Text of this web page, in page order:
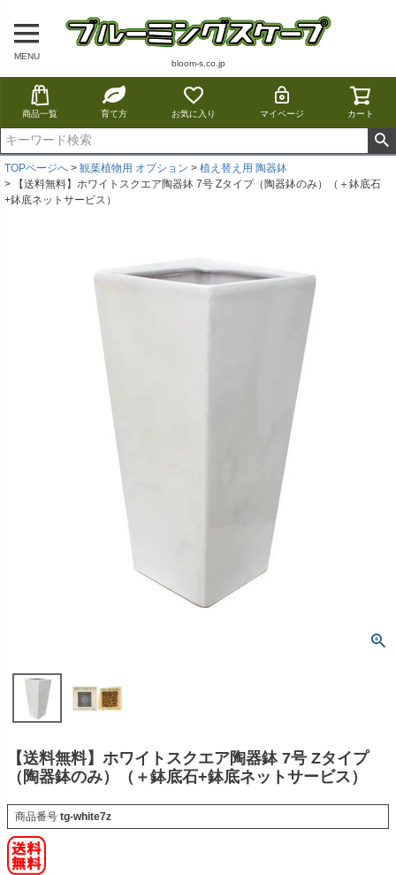
MENU
bloom-s.co.jp
商品一覧 育て方 お気に入り マイページ カート
TOPページへ 観葉植物用 オプション
植え替え用 陶器鉢
【送料無料】ホワイトスクエア陶器鉢 7号 Zタイプ（陶器鉢のみ）（＋鉢底石
+鉢底ネットサービス）
【送料無料】ホワイトスクエア陶器鉢 7号 Zタイプ
（陶器鉢のみ）（＋鉢底石+鉢底ネットサービス）
商品番号 tg-white7z